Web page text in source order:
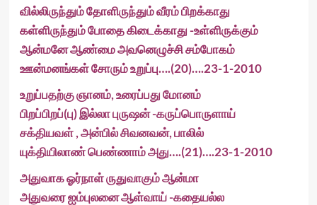
வில்லிருந்தும் தோளிருந்தும் வீரம் பிறக்காது
கள்ளிருந்தும் போதை கிடைக்காது -உள்ளிருக்கும்
ஆன்மனே ஆண்மை அவனெழுச்சி சம்போகம்
ஊன்மனங்கள் சோரும் உறுப்பு….(20)….23-1-2010
உறுப்பதற்கு ஞானம், உரைப்பது மோனம்
பிறப்பிறப்(பு) இல்லா புருஷன் -கருப்பொருளாய்
சக்தியவள் , அன்பில் சிவனவன், பாலில்
யுக்தியிலாண் பெண்ணாம் அது….(21)….23-1-2010
அதுவாக ஓர்நாள் ருதுவாகும் ஆன்மா
அதுவரை ஐம்புலனை ஆள்வாய் -கதையல்ல